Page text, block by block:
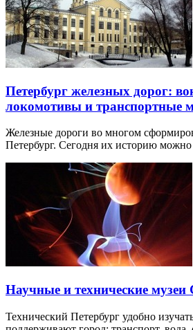
Петербург железных дорог:
локомотивы и транспортные
Железные дороги во многом
Петербург. Сегодня их историю
Научные и технические музеи
Технический Петербург удобно